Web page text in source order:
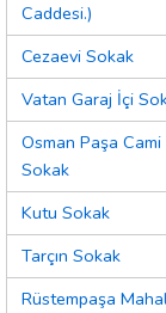
Caddesi.)
Cezaevi Sokak
Vatan Garaj İçi
Osman Paşa Cami
Sokak
Kutu Sokak
Tarçın Sokak
Rüstempaşa